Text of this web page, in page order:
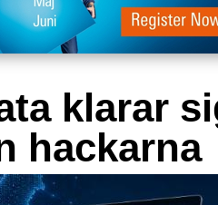
klarar
hackarna